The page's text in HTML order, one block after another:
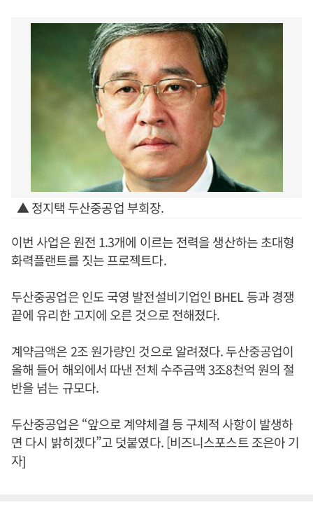
▲ 정지택 두산중공업 부회장.
이번 사업은 원전 1.3개에 이르는 전력을 생산하는 초대형
화력플랜트를 짓는 프로젝트다.
두산중공업은 인도 국영 발전설비기업인 BHEL 등과 경쟁
끝에 유리한 고지에 오른 것으로 전해졌다.
계약금액은 2조 원가량인 것으로 알려졌다. 두산중공업이
올해 들어 해외에서 따낸 전체 수주금액 3조8천억 원의 절
반을 넘는 규모다.
두산중공업은 “앞으로 계약체결 등 구체적 사항이 발생하
면 다시 밝히겠다”고 덧붙였다. [비즈니스포스트 조은아 기
자]